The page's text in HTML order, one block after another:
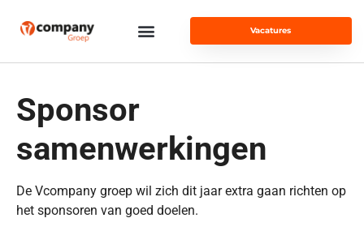
Vacatures
Sponsor
samenwerkingen
De Vcompany groep wil zich dit jaar extra gaan richten op
het sponsoren van goed doelen.